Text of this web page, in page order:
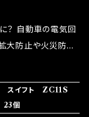
このような効果を
ポンスの向上 ・アイ
・ターボ車のターボ
ユースだけでなく、
実証実験の上、 製
している為、空気
プレートが接触する
ます。 ◇マジカル
ーズは放電防止効
？ 自動車の電気回
大防止や火災防止
を行っています。
れない欠点があり
スイフト ZC11S
個